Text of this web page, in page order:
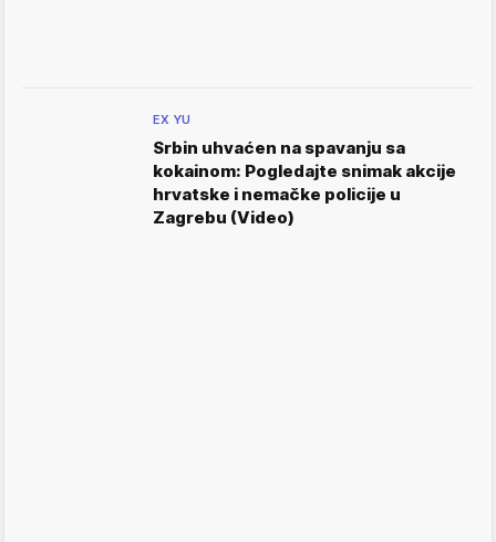
EX YU
Srbin uhvaćen na spavanju sa
kokainom: Pogledajte snimak akcije
hrvatske i nemačke policije u
Zagrebu (Video)